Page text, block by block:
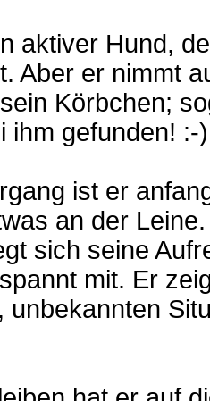
aktiver Hund,
Aber er nimmt
Körbchen;
ihm gefunden! :-)
ist er
an der
sich seine
mit. Er
unbekannten